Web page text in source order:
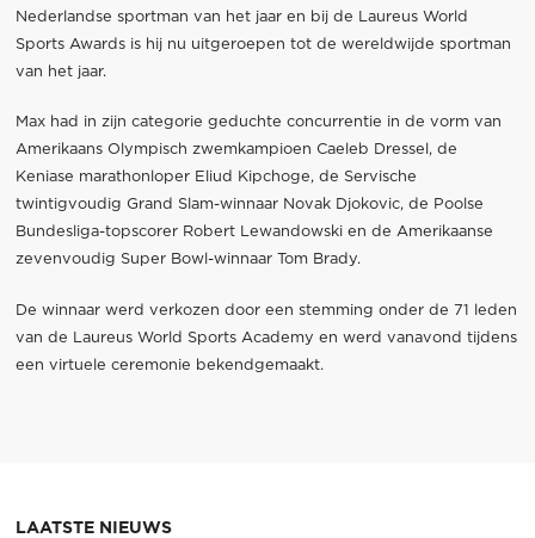
Nederlandse sportman van het jaar en bij de Laureus World
Sports Awards is hij nu uitgeroepen tot de wereldwijde sportman
van het jaar.
Max had in zijn categorie geduchte concurrentie in de vorm van
Amerikaans Olympisch zwemkampioen Caeleb Dressel, de
Keniase marathonloper Eliud Kipchoge, de Servische
twintigvoudig Grand Slam-winnaar Novak Djokovic, de Poolse
Bundesliga-topscorer Robert Lewandowski en de Amerikaanse
zevenvoudig Super Bowl-winnaar Tom Brady.
De winnaar werd verkozen door een stemming onder de 71 leden
van de Laureus World Sports Academy en werd vanavond tijdens
een virtuele ceremonie bekendgemaakt.
LAATSTE NIEUWS